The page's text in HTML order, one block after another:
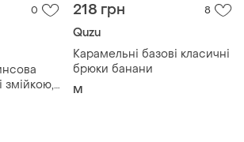
0
змійкою,
218 грн 8
Quzu
Карамельні базові класичні
брюки банани
M